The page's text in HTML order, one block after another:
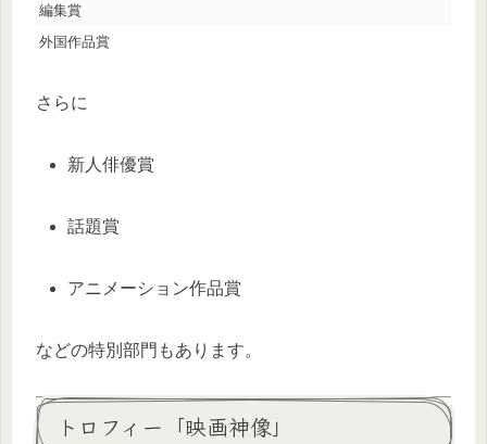
編集賞
外国作品賞
さらに
新人俳優賞
話題賞
アニメーション作品賞
などの特別部門もあります。
トロフィー「映画神像」